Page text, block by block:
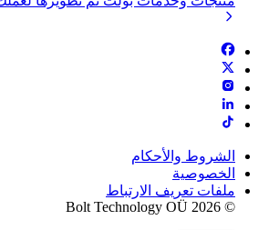
الشروط والأحكام
الخصوصية
ملفات تعريف الارتباط